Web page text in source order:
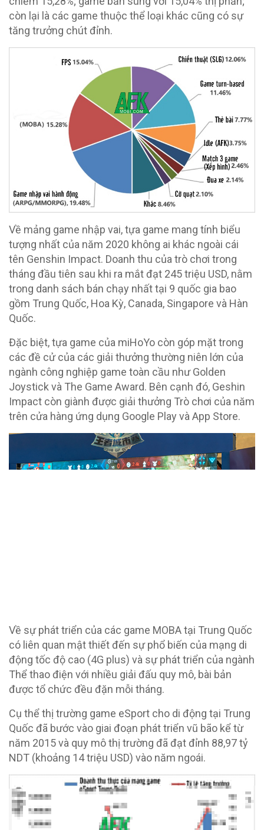
còn lại là các game thuộc thể loại khác cũng có sự
tăng trưởng chút đỉnh.
Về mảng game nhập vai, tựa game mang tính biểu
tượng nhất của năm 2020 không ai khác ngoài cái
tên Genshin Impact. Doanh thu của trò chơi trong
tháng đầu tiên sau khi ra mắt đạt 245 triệu USD, nằm
trong danh sách bán chạy nhất tại 9 quốc gia bao
gồm Trung Quốc, Hoa Kỳ, Canada, Singapore và Hàn
Quốc.
Đặc biệt, tựa game của miHoYo còn góp mặt trong
các đề cử của các giải thưởng thường niên lớn của
ngành công nghiệp game toàn cầu như Golden
Joystick và The Game Award. Bên cạnh đó, Geshin
Impact còn giành được giải thưởng Trò chơi của năm
trên cửa hàng ứng dụng Google Play và App Store.
Về sự phát triển của các game MOBA tại Trung Quốc
có liên quan mật thiết đến sự phổ biến của mạng di
động tốc độ cao (4G plus) và sự phát triển của ngành
Thể thao điện với nhiều giải đấu quy mô, bài bản
được tổ chức đều đặn mỗi tháng.
Cụ thể thị trường game eSport cho di động tại Trung
Quốc đã bước vào giai đoạn phát triển vũ bão kể từ
năm 2015 và quy mô thị trường đã đạt đỉnh 88,97 tỷ
NDT (khoảng 14 triệu USD) vào năm ngoái.